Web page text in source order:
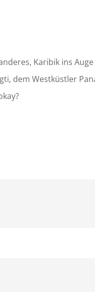
Karibik ins Auge
dem Westküstler